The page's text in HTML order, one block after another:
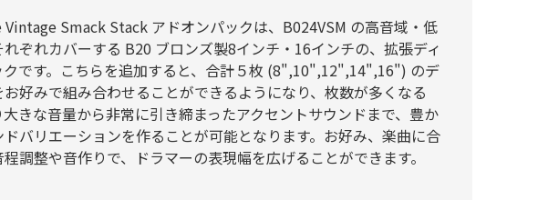
Vintage Smack Stack アドオンパックは、B024VSM の高音域・低
ぞれカバーする B20 ブロンズ製8インチ・16インチの、拡張ディ
クです。こちらを追加すると、合計５枚 (8",10",12",14",16") のデ
お好みで組み合わせることができるようになり、枚数が多くなる
大きな音量から非常に引き締まったアクセントサウンドまで、豊か
ドバリエーションを作ることが可能となります。お好み、楽曲に合
調整や音作りで、ドラマーの表現幅を広げることができます。